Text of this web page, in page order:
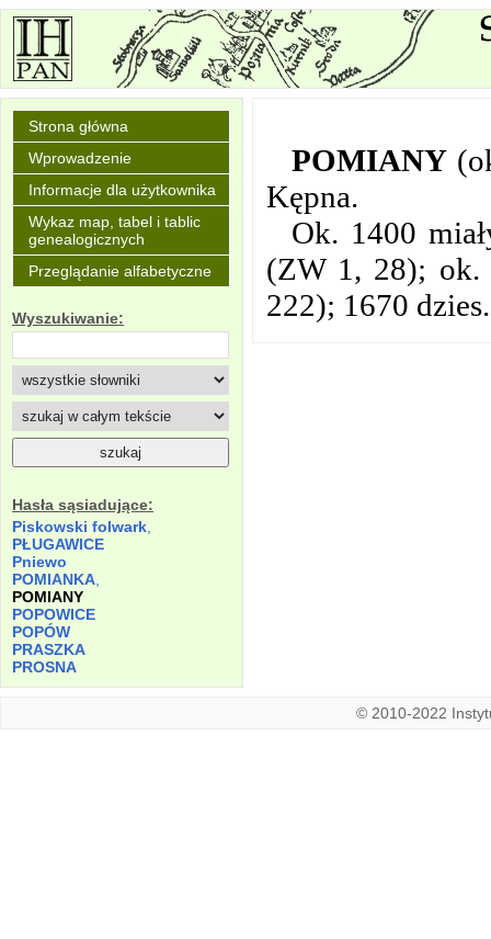
Strona główna
Wprowadzenie
Informacje dla użytkownika
Wykaz map, tabel i tablic
genealogicznych
Przeglądanie alfabetyczne
Wyszukiwanie:
Hasła sąsiadujące:
Piskowski folwark
PŁUGAWICE
Pniewo
POMIANKA
POMIANY
POPOWICE
POPÓW
PRASZKA
PROSNA
POMIANY
Kępna.
Ok. 1400
(ZW 1, 28); ok.
222); 1670
© 2010-2022